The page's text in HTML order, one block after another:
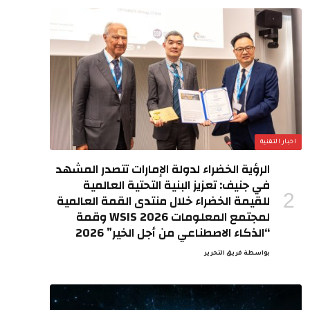
اخبار التقنية
الرؤية الخضراء لدولة الإمارات تتصدر المشهد
في جنيف: تعزيز البنية التحتية العالمية
للقيمة الخضراء خلال منتدى القمة العالمية
لمجتمع المعلومات WSIS 2026 وقمة
“الذكاء الاصطناعي من أجل الخير” 2026
بواسطة فريق التحرير